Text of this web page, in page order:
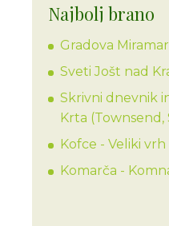
Najbolj brano
Gradova
Sveti Jošt nad
Skrivni dnevnik
Krta (Townsend,
Kofce - Veliki
Komarča -